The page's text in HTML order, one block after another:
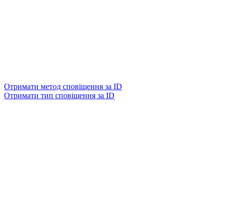
Отримати метод сповіщення за ID
Отримати тип сповіщення за ID